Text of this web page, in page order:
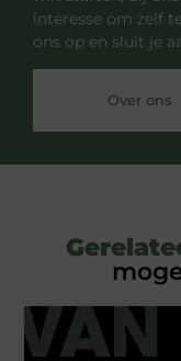
interesse om zelf
ons op en sluit je
Over ons